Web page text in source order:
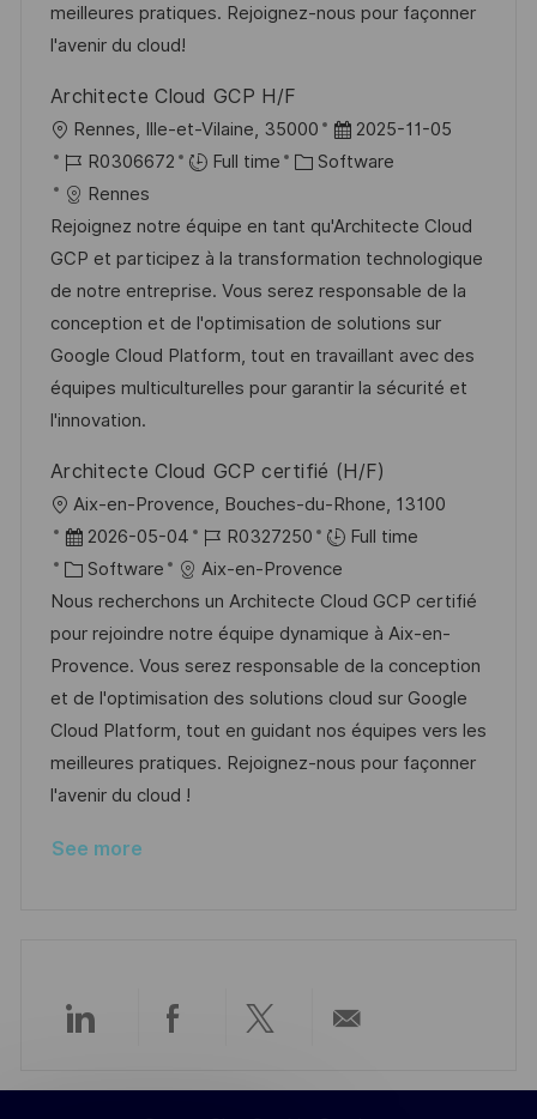
a
t
r
y
meilleures pratiques. Rejoignez-nous pour façonner
l'avenir du cloud!
Architecte Cloud GCP H/F
L
o
c
a
t
i
o
n
Rennes, Ille-et-Vilaine, 35000
P
o
t
e
d
D
a
t
2025-11-05
J
o
b
I
d
R0306672 Full time
C
t
e
g
o
r
y
Software
Rennes
Rejoignez notre équipe en tant qu'Architecte Cloud
GCP et participez à la transformation technologique
de notre entreprise. Vous serez responsable de la
conception et de l'optimisation de solutions sur
Google Cloud Platform, tout en travaillant avec des
équipes multiculturelles pour garantir la sécurité et
l'innovation.
Architecte Cloud GCP certifié (H/F)
L
o
c
a
t
i
o
n
Aix-en-Provence, Bouches-du-Rhone, 13100
P
o
s
t
e
d
D
a
t
2026-05-04
J
o
b
I
d
R0327250
Full time
C
a
t
e
g
o
r
y
Software
Aix-en-Provence
Nous recherchons un Architecte Cloud GCP certifié
pour rejoindre notre équipe dynamique à Aix-en-
Provence. Vous serez responsable de la conception
et de l'optimisation des solutions cloud sur Google
Cloud Platform, tout en guidant nos équipes vers les
meilleures pratiques. Rejoignez-nous pour façonner
l'avenir du cloud !
See more
Share
via
Share
via
Share
via
via